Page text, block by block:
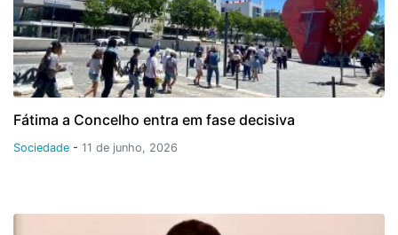
Fátima a Concelho entra em fase decisiva
Sociedade - 11 de junho, 2026